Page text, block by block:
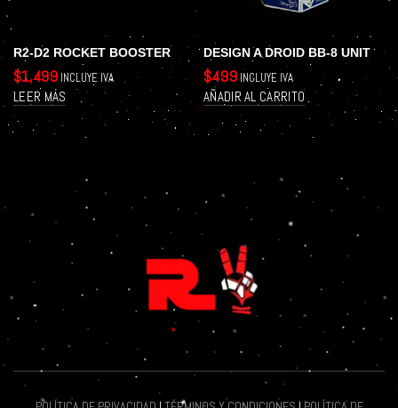
R2-D2 ROCKET BOOSTER
$1,499 INCLUYE IVA
LEER MÁS
DESIGN A DROID BB-8 UNIT
$499 INCLUYE IVA
AÑADIR AL CARRITO